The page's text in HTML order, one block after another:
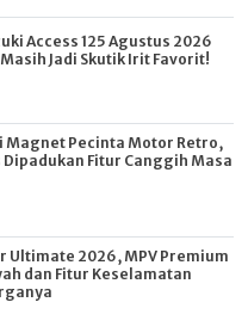
Access 125 Agustus 2026
Jadi Skutik Irit Favorit!
Magnet Pecinta Motor Retro,
Fitur Canggih Masa
Ultimate 2026, MPV Premium
dan Fitur Keselamatan